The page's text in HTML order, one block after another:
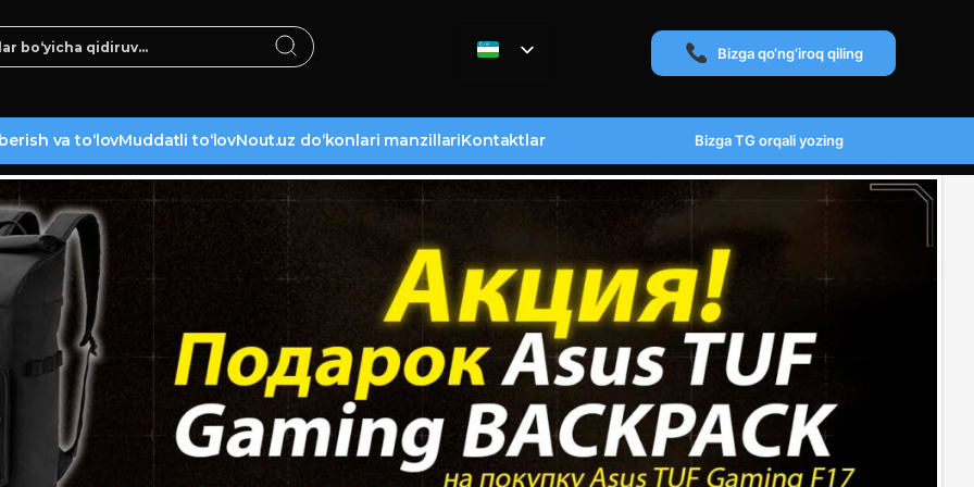
Bizga qo‘ng‘iroq qiling
va to‘lovMuddatli to‘lovNout.uz do‘konlari manzillariKontaktlar Bizga TG orqali yozing